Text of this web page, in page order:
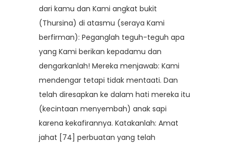
dari kamu dan Kami angkat bukit
(Thursina) di atasmu (seraya Kami
berfirman): Peganglah teguh-teguh apa
yang Kami berikan kepadamu dan
dengarkanlah! Mereka menjawab: Kami
mendengar tetapi tidak mentaati. Dan
telah diresapkan ke dalam hati mereka itu
(kecintaan menyembah) anak sapi
karena kekafirannya. Katakanlah: Amat
jahat [74] perbuatan yang telah